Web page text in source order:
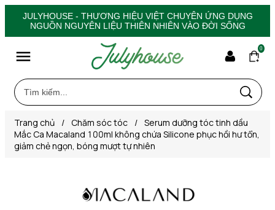
JULYHOUSE - THƯƠNG HIỆU VIỆT CHUYÊN ỨNG DỤNG
NGUỒN NGUYÊN LIỆU THIÊN NHIÊN VÀO ĐỜI SỐNG
0
Trang chủ / Chăm sóc tóc / Serum dưỡng tóc tinh dầu
Mắc Ca Macaland 100ml không chứa Silicone phục hồi hư tổn,
giảm chẻ ngọn, bóng mượt tự nhiên